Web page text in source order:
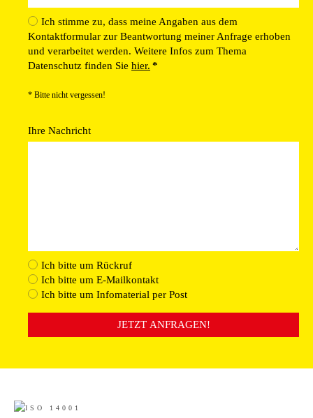
Ich stimme zu, dass meine Angaben aus dem
Kontaktformular zur Beantwortung meiner Anfrage erhoben
und verarbeitet werden. Weitere Infos zum Thema
Datenschutz finden Sie hier. *
* Bitte nicht vergessen!
Ihre Nachricht
Ich bitte um Rückruf
Ich bitte um E-Mailkontakt
Ich bitte um Infomaterial per Post
JETZT ANFRAGEN!